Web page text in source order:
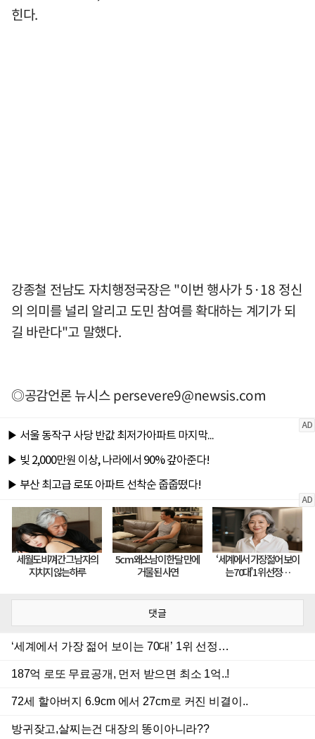
힌다.
강종철 전남도 자치행정국장은 "이번 행사가 5·18 정신
의 의미를 널리 알리고 도민 참여를 확대하는 계기가 되
길 바란다"고 말했다.
◎공감언론 뉴시스persevere9@newsis.com
댓글